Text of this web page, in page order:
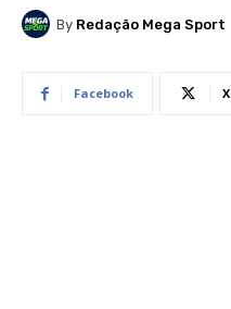
By Redação Mega Sport
Facebook X